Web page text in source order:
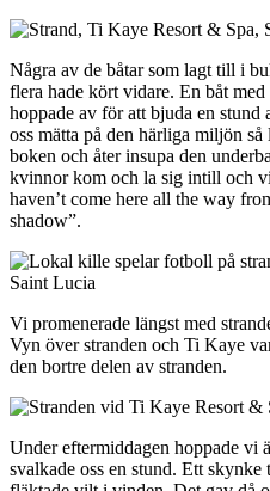
Några av de båtar som lagt till i
flera hade kört vidare. En båt
hoppade av för att bjuda en
oss mätta på den härliga miljön
boken och åter insupa den
kvinnor kom och la sig intill och
haven’t come here all the way
shadow”.
Vi promenerade längst med
Vyn över stranden och Ti Kaye
den bortre delen av stranden.
Under eftermiddagen hoppade vi
svalkade oss en stund. Ett skynke